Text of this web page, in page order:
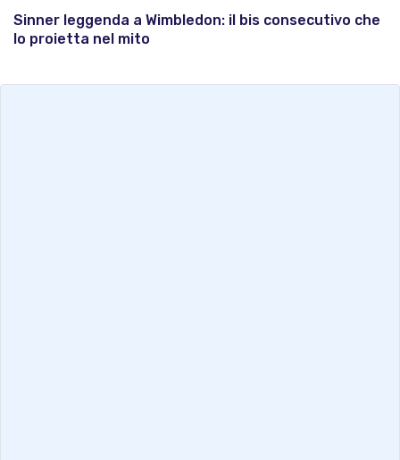
Sinner leggenda a Wimbledon: il bis consecutivo che
lo proietta nel mito